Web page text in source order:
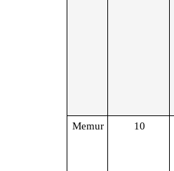
Memur 10